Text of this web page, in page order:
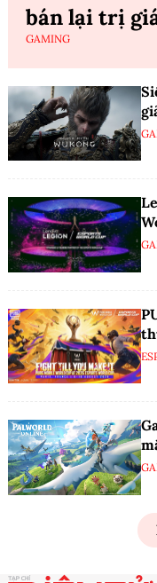
bán lại trị
GAMING